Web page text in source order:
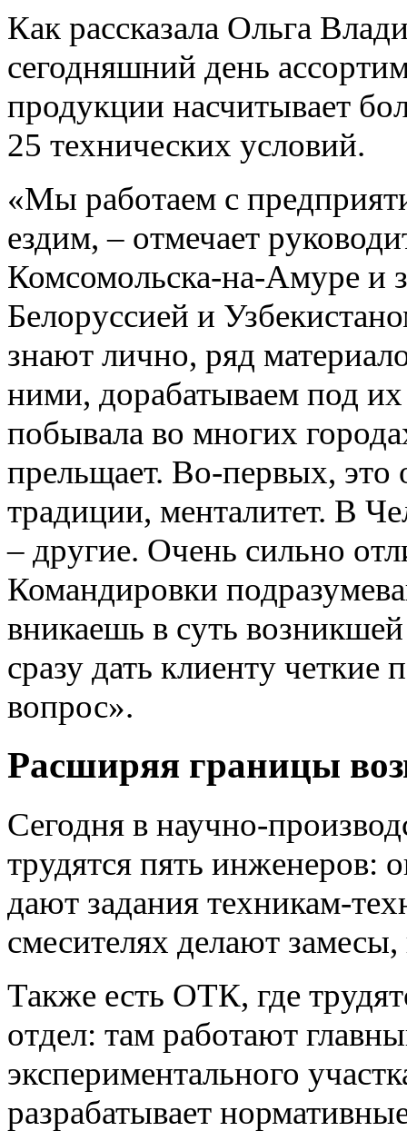
Как рассказала Ольга
сегодняшний день
продукции насчитывает
25 технических условий.
«Мы работаем с
ездим, – отмечает
Комсомольска-на-Амуре и
Белоруссией и
знают лично, ряд
ними, дорабатываем под их
побывала во многих
прельщает. Во-первых,
традиции, менталитет. В
– другие. Очень сильно
Командировки
вникаешь в суть
сразу дать клиенту
вопрос».
Расширяя границы
Сегодня в научно-
трудятся пять инженеров:
дают задания техникам-
смесителях делают
Также есть ОТК, где
отдел: там работают
экспериментального
разрабатывает